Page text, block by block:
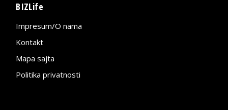
BIZLife
Impresum/O nama
Kontakt
Mapa sajta
Politika privatnosti